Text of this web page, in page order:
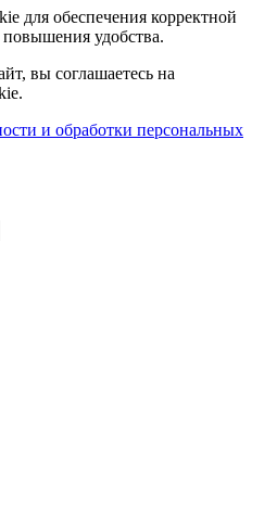
для обеспечения корректной
удобства.
вы соглашаетесь на
и обработки персональных